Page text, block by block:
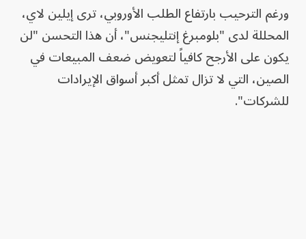
ورغم الترحيب بارتفاع الطلب الأوروبي، ترى إيلين لاي،
المحللة لدى "بلومبرغ إنتليجنس"، أن هذا التحسن "لن
يكون على الأرجح كافياً لتعويض ضعف المبيعات في
الصين، التي لا تزال تمثل أكبر أسواق الإيرادات
للشركات".